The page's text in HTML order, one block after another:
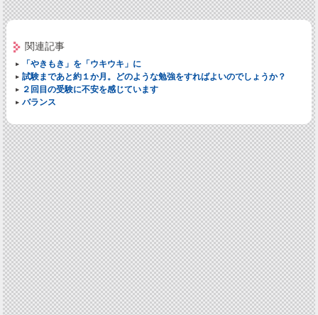
関連記事
「やきもき」を「ウキウキ」に
試験まであと約１か月。どのような勉強をすればよいのでしょうか？
２回目の受験に不安を感じています
バランス